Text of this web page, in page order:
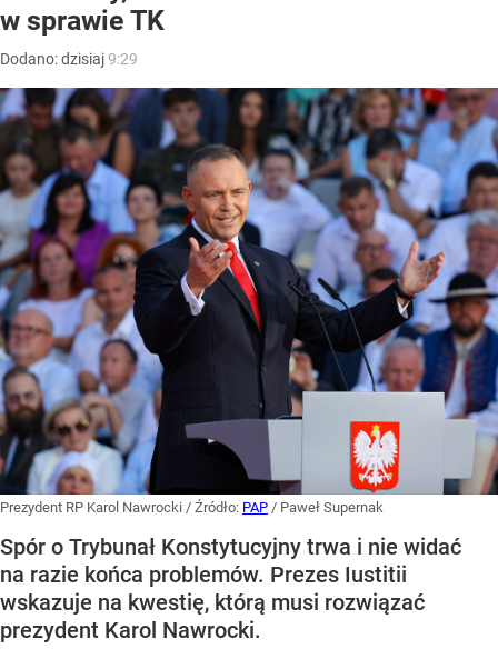
w sprawie TK
Dodano:dzisiaj9:29
Prezydent RP Karol Nawrocki / Źródło: PAP / Paweł Supernak
Spór o Trybunał Konstytucyjny trwa i nie widać
na razie końca problemów. Prezes Iustitii
wskazuje na kwestię, którą musi rozwiązać
prezydent Karol Nawrocki.